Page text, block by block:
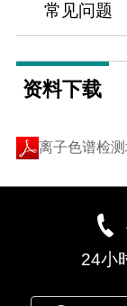
常见问题
资料下载
离子色谱检
24小